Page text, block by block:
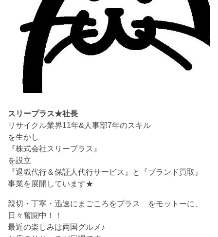
スリープラス★社長
リサイクル業界11年&人事部7年のスキル
を生かし
『株式会社スリープラス』
を設立
『退職代行＆保証人代行サービス』と『ブランド買取』
事業を展開しています★
親切・丁寧・迅速にまごころをプラス をモットーに、
日々奮闘中！！
最近の楽しみは両国グルメ♪